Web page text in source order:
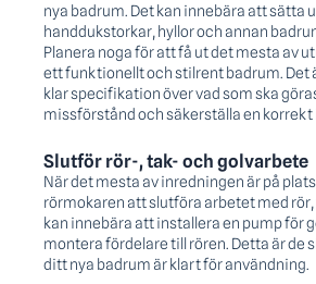
nya badrum. Det kan innebära att sätta
handdukstorkar, hyllor och annan
Planera noga för att få ut det mesta av
ett funktionellt och stilrent badrum. Det
klar specifikation över vad som ska
missförstånd och säkerställa en
Slutför rör-, tak- och golvarbete
När det mesta av inredningen är på
rörmokaren att slutföra arbetet med rör,
kan innebära att installera en pump för
montera fördelare till rören. Detta är de
ditt nya badrum är klart för användning.